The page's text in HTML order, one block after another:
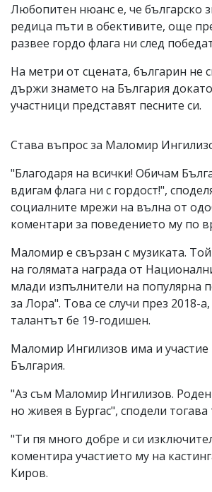
Любопитен нюанс е, че българско
редица пъти в обективите, още
развее гордо флага ни след
На метри от сцената, българин не
държи знамето на България
участници представят песните си.
Става въпрос за Маломир
"Благодаря на всички! Обичам
вдигам флага ни с гордост!",
социалните мрежи на вълна от
коментари за поведението му по
Маломир е свързан с музиката.
на голямата награда от
млади изпълнители на популярна
за Лора". Това се случи през 2018-
талантът бе 19-годишен.
Маломир Ингилизов има и участие
България.
"Аз съм Маломир Ингилизов.
но живея в Бургас", сподели тогава
"Ти пя много добре и си
коментира участието му на
Киров.